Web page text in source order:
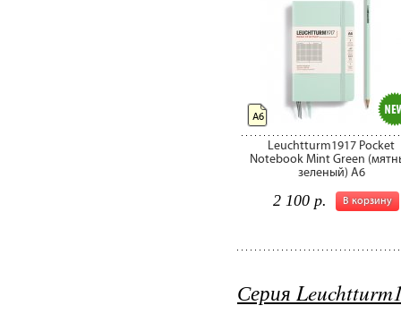
Leuchtturm1917 Pocket
Notebook Mint Green
зеленый) A6
В корзину
2 100 р.
А6
Серия